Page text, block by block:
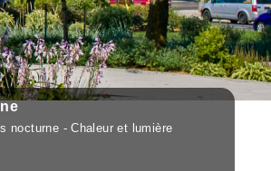
nocturne - Chaleur et lumière